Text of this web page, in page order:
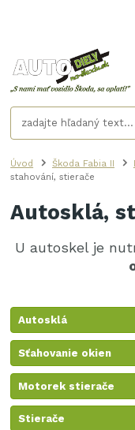
Úvod Škoda Fabia II
stahování, stierače
Autosklá,
U autoskel je
Autosklá
Sťahovanie okien
Motorek stierače
Stierače